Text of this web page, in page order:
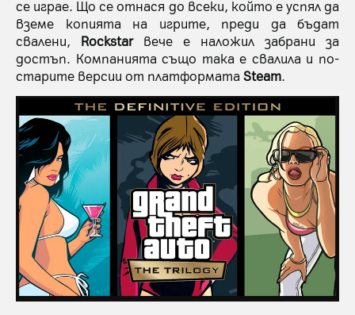
се играе. Що се отнася до всеки, който е успял да
вземе копията на игрите, преди да бъдат
свалени, Rockstarвече е наложил забрани за
достъп. Компанията също така е свалила и по-
старите версии от платформата Steam.